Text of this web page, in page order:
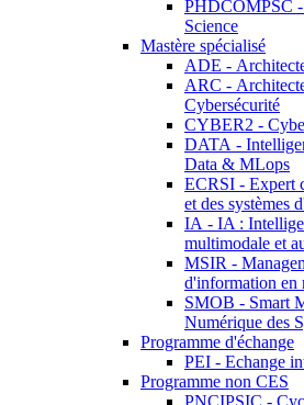
PHDCOMPSC
Science
Mastère spécialisé
ADE -
ARC -
Cybersécurité
CYBER2 -
DATA -
Data & MLops
ECRSI - Expert
et des systèmes
IA - IA :
multimodale et
MSIR -
d'information en
SMOB - Smart
Numérique des
Programme d'échange
PEI - Echange
Programme non CES
PNCIPSIC -